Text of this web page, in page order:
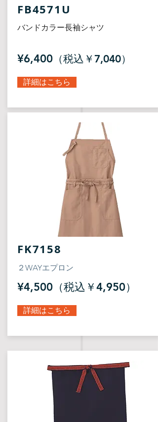
FB4571U
バンドカラー長袖シャツ
¥6,400 （税込￥7,040）
詳細はこちら
FK7158
２WAYエプロン
¥4,500（税込￥4,950）
詳細はこちら